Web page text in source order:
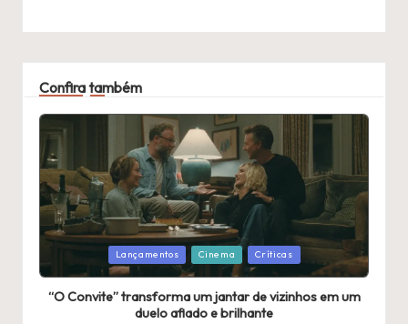
Confira também
Lançamentos Cinema Críticas
“O Convite” transforma um jantar de vizinhos em um
duelo afiado e brilhante